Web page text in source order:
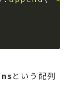
という配列